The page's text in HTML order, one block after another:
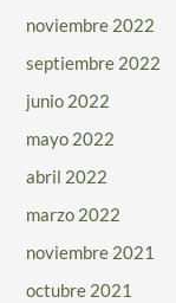
noviembre 2022
septiembre 2022
junio 2022
mayo 2022
abril 2022
marzo 2022
noviembre 2021
octubre 2021